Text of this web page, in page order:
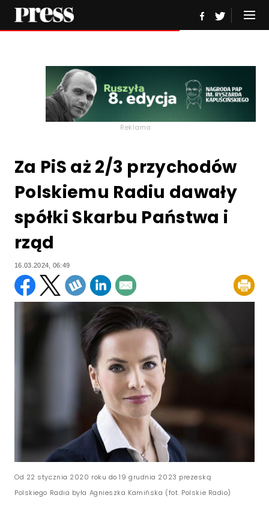
Reklama
Za PiS aż 2/3 przychodów
Polskiemu Radiu dawały
spółki Skarbu Państwa i
rząd
16.03.2024, 06:49
Od 22 stycznia 2020 roku do 19 grudnia 2023 prezeską
Polskiego Radia była Agnieszka Kamińska (fot. Polskie Radio)